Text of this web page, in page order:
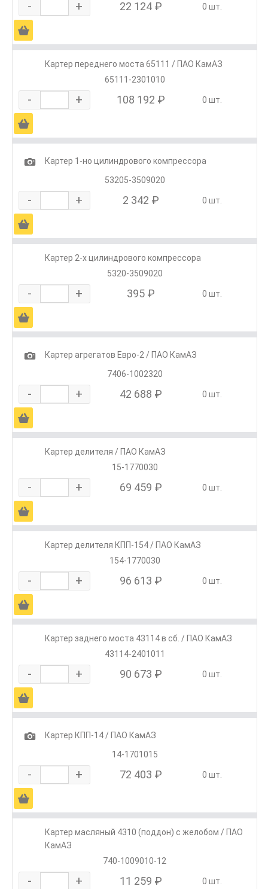
- + 22 124 ₽ 0 шт.
Ä
Картер переднего моста 65111 / ПАО КамАЗ
65111-2301010
- + 108 192 ₽ 0 шт.
Ä
1
Картер 1-но цилиндрового компрессора
53205-3509020
- + 2 342 ₽ 0 шт.
Ä
Картер 2-х цилиндрового компрессора
5320-3509020
- + 395 ₽ 0 шт.
Ä
1
Картер агрегатов Евро-2 / ПАО КамАЗ
7406-1002320
- + 42 688 ₽ 0 шт.
Ä
Картер делителя / ПАО КамАЗ
15-1770030
- + 69 459 ₽ 0 шт.
Ä
Картер делителя КПП-154 / ПАО КамАЗ
154-1770030
- + 96 613 ₽ 0 шт.
Ä
Картер заднего моста 43114 в сб. / ПАО КамАЗ
43114-2401011
- + 90 673 ₽ 0 шт.
Ä
1
Картер КПП-14 / ПАО КамАЗ
14-1701015
- + 72 403 ₽ 0 шт.
Ä
Картер масляный 4310 (поддон) с желобом / ПАО
КамАЗ
740-1009010-12
- + 11 259 ₽ 0 шт.